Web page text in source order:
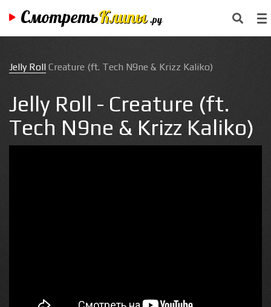
СмотретьКлипы .ру
Jelly Roll Creature (ft. Tech N9ne & Krizz Kaliko)
Jelly Roll - Creature (ft.
Tech N9ne & Krizz Kaliko)